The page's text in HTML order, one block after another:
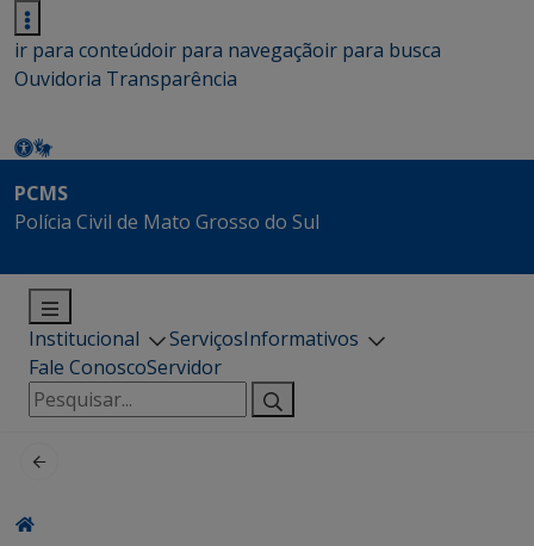
ir para conteúdoir para navegaçãoir para busca
Ouvidoria Transparência
PCMS
Polícia Civil de Mato Grosso do Sul
Institucional ServiçosInformativos
Fale ConoscoServidor
Pesquisar
por: